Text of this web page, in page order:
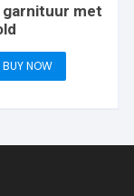
met
BUY NOW